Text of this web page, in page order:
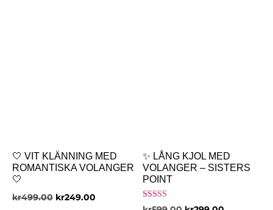
🤍 VIT KLÄNNING MED
ROMANTISKA VOLANGER
🤍
kr499.00 kr249.00
✨ LÅNG KJOL MED
VOLANGER – SISTERS
POINT
Betygsatt